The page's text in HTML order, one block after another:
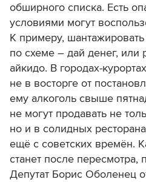
обширного списка. Есть
условиями могут
К примеру,
по схеме – дай денег,
айкидо. В городах-
не в восторге от
ему алкоголь свыше
не могут продавать не
но и в солидных
ещё с советских времён.
станет после пересмотра,
Депутат Борис Оболенец